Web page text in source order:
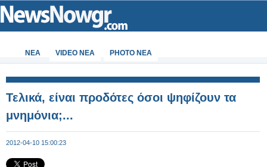
ΝΕΑ VIDEO NEA PHOTO NEA
Τελικά, είναι προδότες όσοι ψηφίζουν τα
μνημόνια;...
2012-04-10 15:00:23